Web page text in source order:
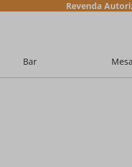
Revenda
Bar